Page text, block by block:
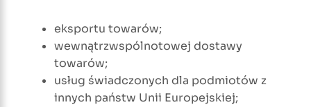
eksportu towarów;
wewnątrzwspólnotowej dostawy
towarów;
usług świadczonych dla podmiotów z
innych państw Unii Europejskiej;